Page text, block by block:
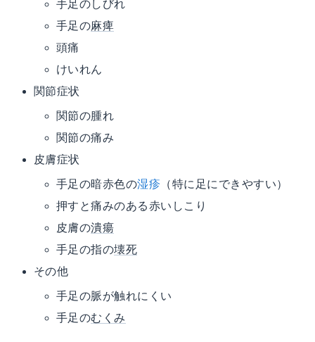
手足のしびれ
手足の麻痺
頭痛
けいれん
関節症状
関節の腫れ
関節の痛み
皮膚症状
手足の暗赤色の湿疹 （特に足にできやすい）
押すと痛みのある赤いしこり
皮膚の潰瘍
手足の指の壊死
その他
手足の脈が触れにくい
手足のむくみ